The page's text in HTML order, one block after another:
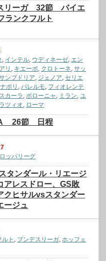
リーガ 32節 バイエ
ランクフルト
, インテル, ウディネーゼ, エン
リ , キエーボ, クロトーネ,サッ
ンブドリア, ジェノア, セリエ
ナポリ ,パレルモ, フィオレンテ
カーラ ,ボローニャ , ミラン,ユ
ラツィオ, ローマ
26節 日程
ッパリーグ
タンダール・リエージ
アレスドロー、GS敗
ヒサルvsスタンダー
ージュ
ト , ブンデスリーガ,ホッフェ